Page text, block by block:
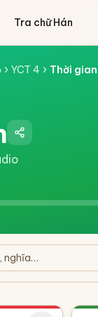
Tra chữ Hán
YCT 4 Thời gian